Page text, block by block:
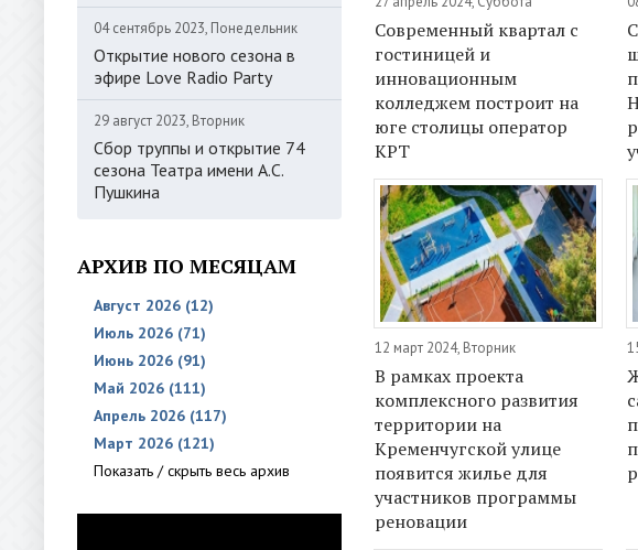
04 сентябрь 2023, Понедельник
Открытие нового сезона в
эфире Love Radio Party
29 август 2023, Вторник
Сбор труппы и открытие 74
сезона Театра имени А.С.
Пушкина
АРХИВ ПО МЕСЯЦАМ
Август 2026 (12)
Июль 2026 (71)
Июнь 2026 (91)
Май 2026 (111)
Апрель 2026 (117)
Март 2026 (121)
Показать / скрыть весь архив
Современный квартал с
гостиницей и
инновационным
колледжем построит на
юге столицы оператор
КРТ
12 март 2024, Вторник
В рамках проекта
комплексного развития
территории на
Кременчугской улице
появится жилье для
участников программы
реновации